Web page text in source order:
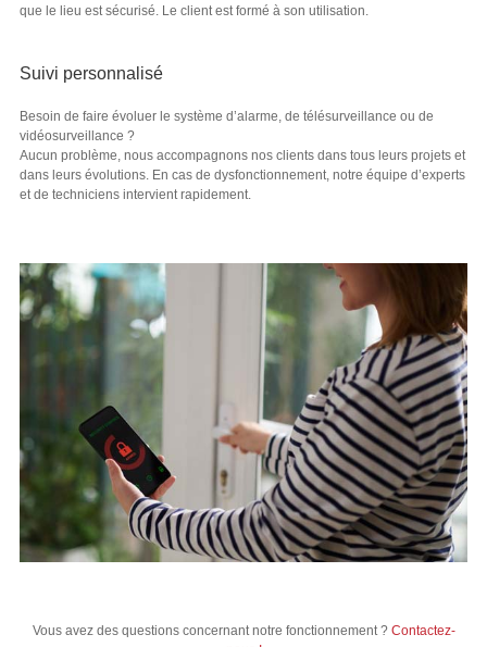
que le lieu est sécurisé. Le client est formé à son utilisation.
Suivi personnalisé
Besoin de faire évoluer le système d’alarme, de télésurveillance ou de
vidéosurveillance ?
Aucun problème, nous accompagnons nos clients dans tous leurs projets et
dans leurs évolutions. En cas de dysfonctionnement, notre équipe d’experts
et de techniciens intervient rapidement.
Vous avez des questions concernant notre fonctionnement ? Contactez-